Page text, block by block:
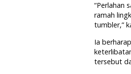
“Perlahan
ramah
tumbler,”
Ia
tersebut